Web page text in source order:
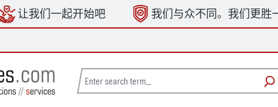
让我们一起开始吧 我们与众不同。我们更胜